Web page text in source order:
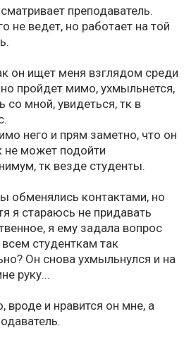
преподаватель.
не ведет, но работает на той
он ищет меня взглядом среди
пройдет мимо, ухмыльнется,
со мной, увидеться, тк в
него и прям заметно, что он
не может подойти
тк везде студенты.
обменялись контактами, но
я стараюсь не придавать
я ему задала вопрос
студенткам так
Он снова ухмыльнулся и на
руку...
вроде и нравится он мне, а